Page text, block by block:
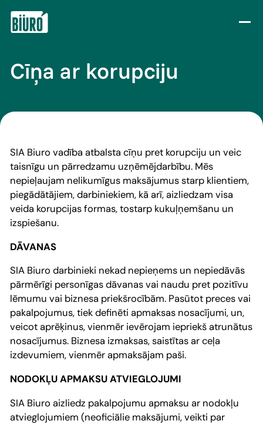
Cīņa ar korupciju
SIA Biuro vadība atbalsta cīņu pret korupciju un veic
taisnīgu un pārredzamu uzņēmējdarbību. Mēs
nepieļaujam nelikumīgus maksājumus starp klientiem,
piegādātājiem, darbiniekiem, kā arī, aizliedzam visa
veida korupcijas formas, tostarp kukuļņemšanu un
izspiešanu.
DĀVANAS
SIA Biuro darbinieki nekad nepieņems un nepiedāvās
pārmērīgi personīgas dāvanas vai naudu pret pozitīvu
lēmumu vai biznesa priekšrocībām. Pasūtot preces vai
pakalpojumus, tiek definēti apmaksas nosacījumi, un,
veicot aprēķinus, vienmēr ievērojam iepriekš atrunātus
nosacījumus. Biznesa izmaksas, saistītas ar ceļa
izdevumiem, vienmēr apmaksājam paši.
NODOKĻU APMAKSU ATVIEGLOJUMI
SIA Biuro aizliedz pakalpojumu apmaksu ar nodokļu
atvieglojumiem (neoficiālie maksājumi, veikti par